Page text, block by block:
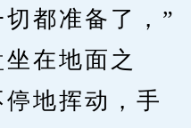
都准备了，”
在地面之
地挥动，手